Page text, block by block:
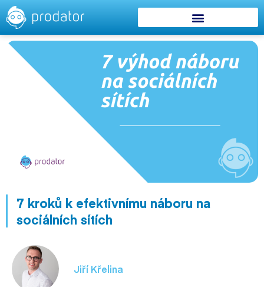
7 kroků k efektivnímu náboru na
sociálních sítích
Jiří Křelina